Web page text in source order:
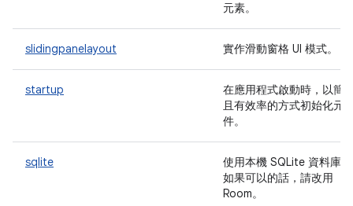
元素。
slidingpanelayout 實作滑動窗格 UI 模式。
startup
在應用程式啟動時，以簡
且有效率的方式初始化元
件。
sqlite
使用本機 SQLite 資料庫。
如果可以的話，請改用
Room。